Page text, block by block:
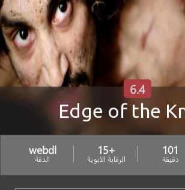
Edge of the
6.4
101
دقيقة
+15
الرقابة الابوية
webdl
الدقة